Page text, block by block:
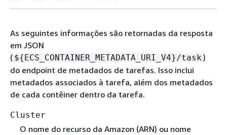
As seguintes informações são retornadas da resposta
em JSON
( ${ECS_CONTAINER_METADATA_URI_V4}/task)
do endpoint de metadados de tarefas. Isso inclui
metadados associados à tarefa, além dos metadados
de cada contêiner dentro da tarefa.
Cluster
O nome do recurso da Amazon (ARN) ou nome